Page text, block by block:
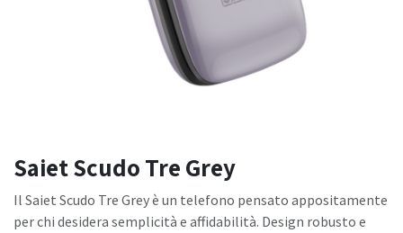
Saiet Scudo Tre Grey
Il Saiet Scudo Tre Grey è un telefono pensato appositamente
per chi desidera semplicità e affidabilità. Design robusto e